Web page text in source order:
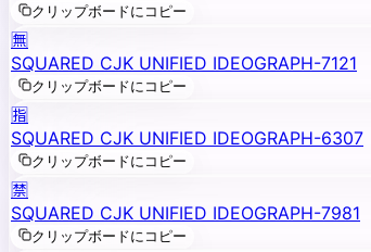
クリップボードにコピー
🈚
SQUARED CJK UNIFIED IDEOGRAPH-7121
クリップボードにコピー
🈯
SQUARED CJK UNIFIED IDEOGRAPH-6307
クリップボードにコピー
🈲
SQUARED CJK UNIFIED IDEOGRAPH-7981
クリップボードにコピー